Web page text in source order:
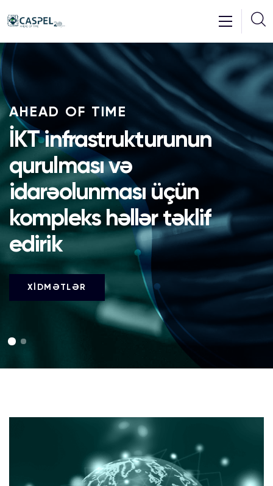
AHEAD OF TIME
İKT infrastrukturunun
qurulması və
idarəolunması üçün
kompleks həllər təklif
edirik
XİDMƏTLƏR